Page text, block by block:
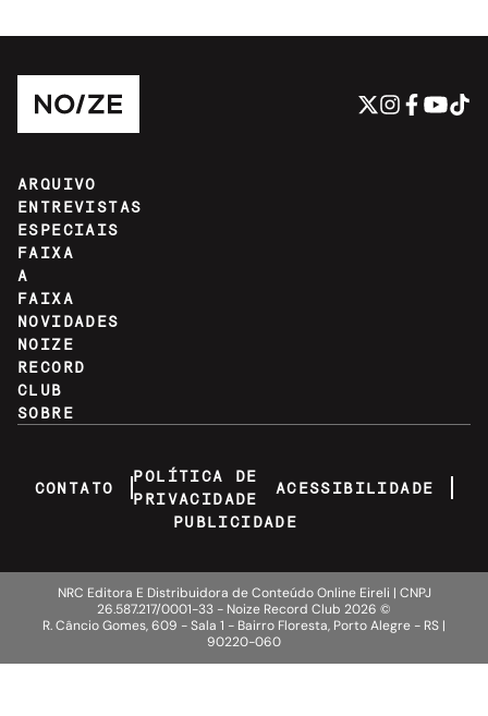
ARQUIVO
ENTREVISTAS
ESPECIAIS
FAIXA
A
FAIXA
NOVIDADES
NOIZE
RECORD
CLUB
SOBRE
CONTATO
POLÍTICA DE
PRIVACIDADE
ACESSIBILIDADE
PUBLICIDADE
NRC Editora E Distribuidora de Conteúdo Online Eireli | CNPJ
26.587.217/0001-33 - Noize Record Club 2026 ©
R. Câncio Gomes, 609 - Sala 1 - Bairro Floresta, Porto Alegre - RS |
90220-060